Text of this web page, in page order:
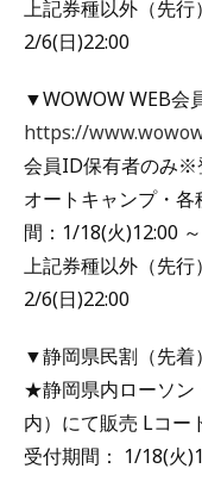
上記券種以外（先行
2/6(日)22:00
▼WOWOW WEB会
https://
会員ID保有者のみ※
オートキャンプ・
間：1/18(火)12:00
上記券種以外（先行
2/6(日)22:00
▼静岡県民割（先着）
★静岡県内ローソン
内）にて販売 Lコー
受付期間： 1/18(火